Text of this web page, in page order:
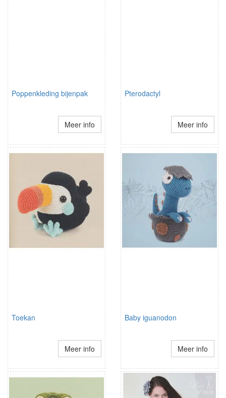
Poppenkleding bijenpak
Meer info
Pterodactyl
Meer info
Toekan
Meer info
Baby iguanodon
Meer info